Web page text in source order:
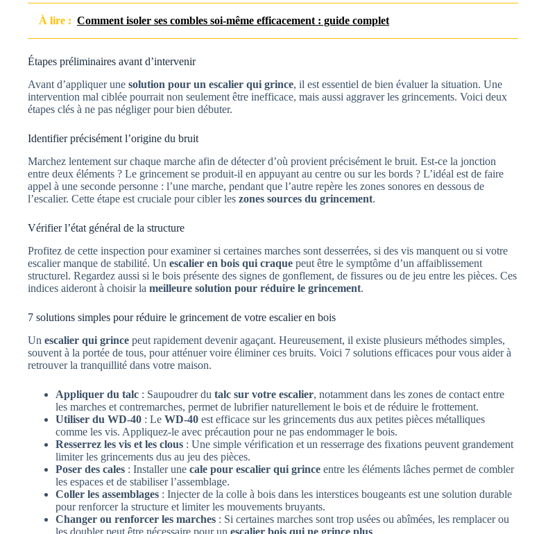
À lire : Comment isoler ses combles soi-même efficacement : guide complet
Étapes préliminaires avant d’intervenir
Avant d’appliquer une solution pour un escalier qui grince, il est essentiel de bien évaluer la situation. Une
intervention mal ciblée pourrait non seulement être inefficace, mais aussi aggraver les grincements. Voici deux
étapes clés à ne pas négliger pour bien débuter.
Identifier précisément l’origine du bruit
Marchez lentement sur chaque marche afin de détecter d’où provient précisément le bruit. Est-ce la jonction
entre deux éléments ? Le grincement se produit-il en appuyant au centre ou sur les bords ? L’idéal est de faire
appel à une seconde personne : l’une marche, pendant que l’autre repère les zones sonores en dessous de
l’escalier. Cette étape est cruciale pour cibler les zones sources du grincement.
Vérifier l’état général de la structure
Profitez de cette inspection pour examiner si certaines marches sont desserrées, si des vis manquent ou si votre
escalier manque de stabilité. Un escalier en bois qui craque peut être le symptôme d’un affaiblissement
structurel. Regardez aussi si le bois présente des signes de gonflement, de fissures ou de jeu entre les pièces. Ces
indices aideront à choisir la meilleure solution pour réduire le grincement.
7 solutions simples pour réduire le grincement de votre escalier en bois
Un escalier qui grince peut rapidement devenir agaçant. Heureusement, il existe plusieurs méthodes simples,
souvent à la portée de tous, pour atténuer voire éliminer ces bruits. Voici 7 solutions efficaces pour vous aider à
retrouver la tranquillité dans votre maison.
Appliquer du talc : Saupoudrer du talc sur votre escalier, notamment dans les zones de contact entre
les marches et contremarches, permet de lubrifier naturellement le bois et de réduire le frottement.
Utiliser du WD-40 : Le WD-40 est efficace sur les grincements dus aux petites pièces métalliques
comme les vis. Appliquez-le avec précaution pour ne pas endommager le bois.
Resserrez les vis et les clous : Une simple vérification et un resserrage des fixations peuvent grandement
limiter les grincements dus au jeu des pièces.
Poser des cales : Installer une cale pour escalier qui grince entre les éléments lâches permet de combler
les espaces et de stabiliser l’assemblage.
Coller les assemblages : Injecter de la colle à bois dans les interstices bougeants est une solution durable
pour renforcer la structure et limiter les mouvements bruyants.
Changer ou renforcer les marches : Si certaines marches sont trop usées ou abîmées, les remplacer ou
les doubler peut être nécessaire pour un escalier bois qui ne grince plus.